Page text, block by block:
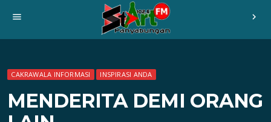
menu chevron_right
CAKRAWALA INFORMASI INSPIRASI ANDA
MENDERITA DEMI ORANG